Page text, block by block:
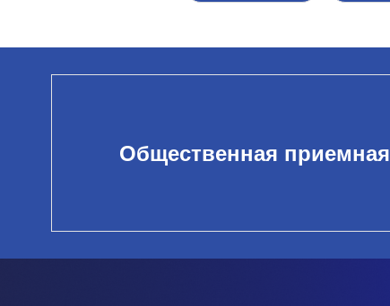
Общественная приемная